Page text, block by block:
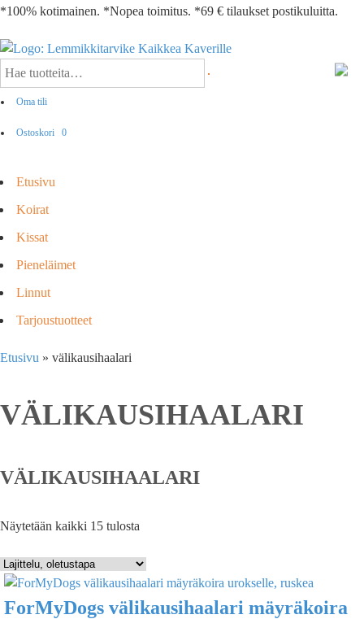
*100% kotimainen. *Nopea toimitus. *69 € tilaukset postikuluitta.
Oma tili
Ostoskori 0
Etusivu
Koirat
Kissat
Pieneläimet
Linnut
Tarjoustuotteet
Etusivu » välikausihaalari
VÄLIKAUSIHAALARI
VÄLIKAUSIHAALARI
Näytetään kaikki 15 tulosta
ForMyDogs välikausihaalari mäyräkoira